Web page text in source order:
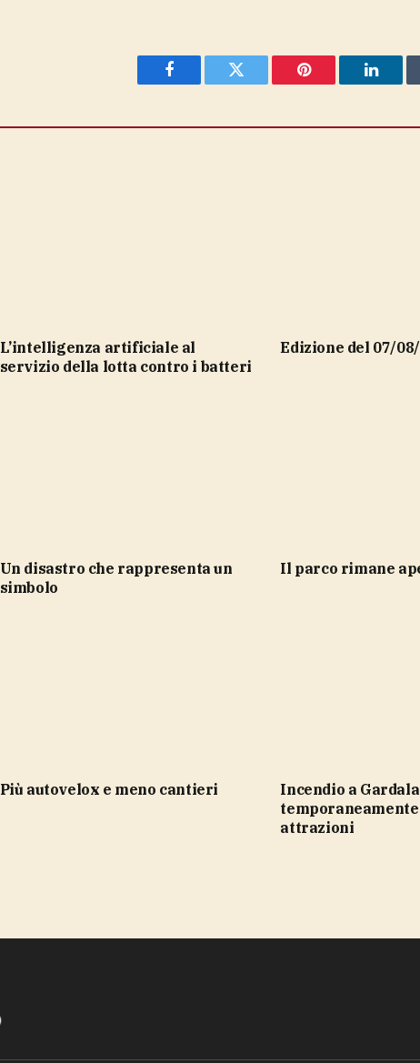
Facebook Twitter Pinterest
L’intelligenza artificiale al
servizio della lotta contro i batteri
Edizione del 07/
Un disastro che rappresenta un
simbolo
Il parco rimane
più autovelox e meno cantieri
Incendio a Gardaland, chiuse
attrazioni